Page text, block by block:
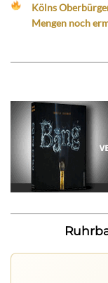
Kölns
Mengen noch